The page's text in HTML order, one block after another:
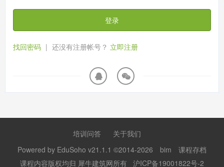
登录
找回密码 | 还没有注册帐号？ 立即注册
培训问答
关于我们
Powered by EduSoho v21.1.1 ©2014-2026 bim
课程存档
课程内容版权均归 犀牛建筑网所有 沪ICP备19001822号-2